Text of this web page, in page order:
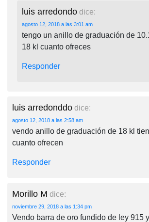
luis arredondo dice:
agosto 12, 2018 a las 3:01 am
tengo un anillo de graduación de
18 kl cuanto ofreces
Responder
luis arredonddo dice:
agosto 12, 2018 a las 2:58 am
vendo anillo de graduación de 18 kl
cuanto ofrecen
Responder
Morillo M dice:
noviembre 29, 2018 a las 1:34 pm
Vendo barra de oro fundido de ley 915